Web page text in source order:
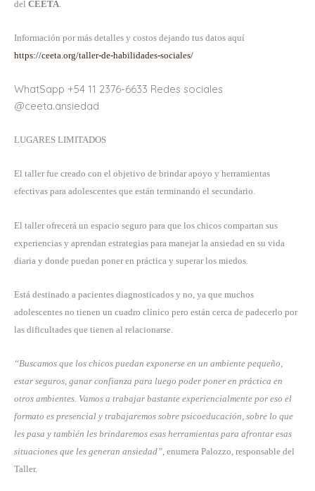
del CEETA
Información por más detalles y costos dejando tus datos aquí
https://ceeta.org/taller-de-habilidades-sociales/
WhatSapp +54 11 2376-6633 Redes sociales
@ceeta.ansiedad
LUGARES LIMITADOS
El taller fue creado con el objetivo de brindar apoyo y herramientas
efectivas para adolescentes que están terminando el secundario.
El taller ofrecerá un espacio seguro para que los chicos compartan sus
experiencias y aprendan estrategias para manejar la ansiedad en su vida
diaria y donde puedan poner en práctica y superar los miedos.
Está destinado a pacientes diagnosticados y no, ya que muchos
adolescentes no tienen un cuadro clínico pero están cerca de padecerlo por
las dificultades que tienen al relacionarse.
“Buscamos que los chicos puedan exponerse en un ambiente pequeño,
estar seguros, ganar confianza para luego poder poner en práctica en
otros ambientes. Vamos a trabajar bastante experiencialmente por eso el
formato es presencial y trabajaremos sobre psicoeducación, sobre lo que
les pasa y también les brindaremos esas herramientas para afrontar esas
situaciones que les generan ansiedad”, enumera Palozzo, responsable del
Taller.